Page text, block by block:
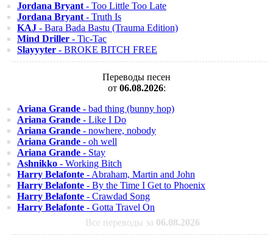
Jordana Bryant - Too Little Too Late
Jordana Bryant - Truth Is
KAJ - Bara Bada Bastu (Trauma Edition)
Mind Driller - Tic-Tac
Slayyyter - BROKE BITCH FREE
Переводы песен
от 06.08.2026:
Ariana Grande - bad thing (bunny hop)
Ariana Grande - Like I Do
Ariana Grande - nowhere, nobody
Ariana Grande - oh well
Ariana Grande - Stay
Ashnikko - Working Bitch
Harry Belafonte - Abraham, Martin and John
Harry Belafonte - By the Time I Get to Phoenix
Harry Belafonte - Crawdad Song
Harry Belafonte - Gotta Travel On
Все переводы за 06.08.2026